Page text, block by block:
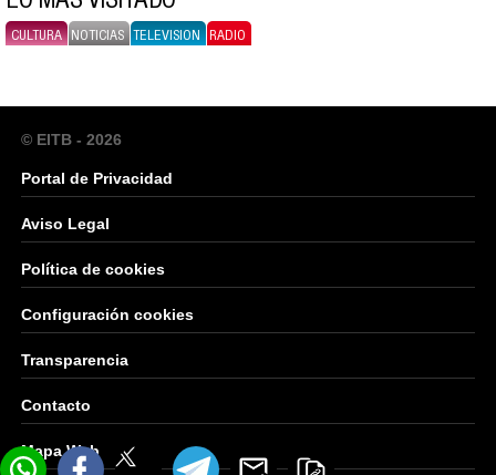
CULTURA NOTICIAS TELEVISION RADIO
© EITB - 2026
Portal de Privacidad
Aviso Legal
Política de cookies
Configuración cookies
Transparencia
Contacto
Mapa Web